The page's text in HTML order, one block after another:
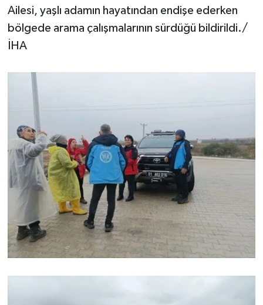
Ailesi, yaşlı adamın hayatından endişe ederken
bölgede arama çalışmalarının sürdüğü bildirildi./
İHA